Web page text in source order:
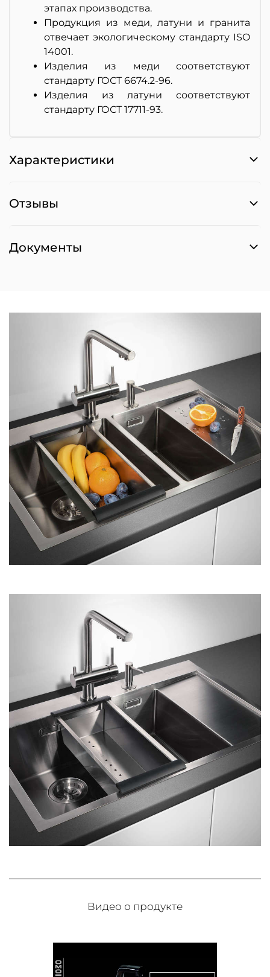
этапах производства.
Продукция из меди, латуни и гранита
отвечает экологическому стандарту ISO
14001.
Изделия из меди соответствуют
стандарту ГОСТ 6674.2-96.
Изделия из латуни соответствуют
стандарту ГОСТ 17711-93.
Характеристики
Отзывы
Документы
Видео о продукте